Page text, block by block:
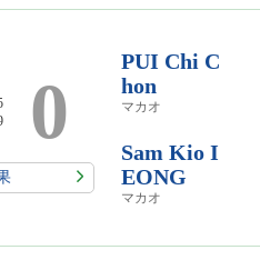
0
PUI Chi C
hon
マカオ
Sam Kio I
EONG
マカオ